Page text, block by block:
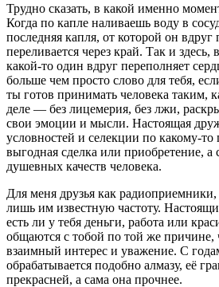
Трудно сказать, в какой именно
Когда по капле наливаешь воду в
последняя капля, от которой он вдруг
переливается через край. Так и здесь,
какой-то один вдруг переполняет
больше чем просто слово для тебя,
ты готов принимать человека таким,
деле — без лицемерия, без лжи,
свои эмоции и мысли. Настоящая
условностей и селекции по какому-то
выгодная сделка или приобретение, а
душевных качеств человека.
Для меня друзья как радиоприемники,
лишь им известную частоту.
есть ли у тебя деньги, работа или
общаются с тобой по той же
взаимный интерес и уважение. С
обрабатывается подобно алмазу, её
прекрасней, а сама она прочнее.